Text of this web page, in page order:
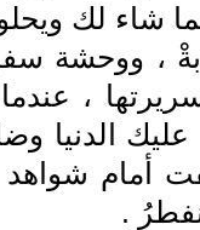
شاء لك
، ووحشة
،
الدنيا
أمام شواهد
.